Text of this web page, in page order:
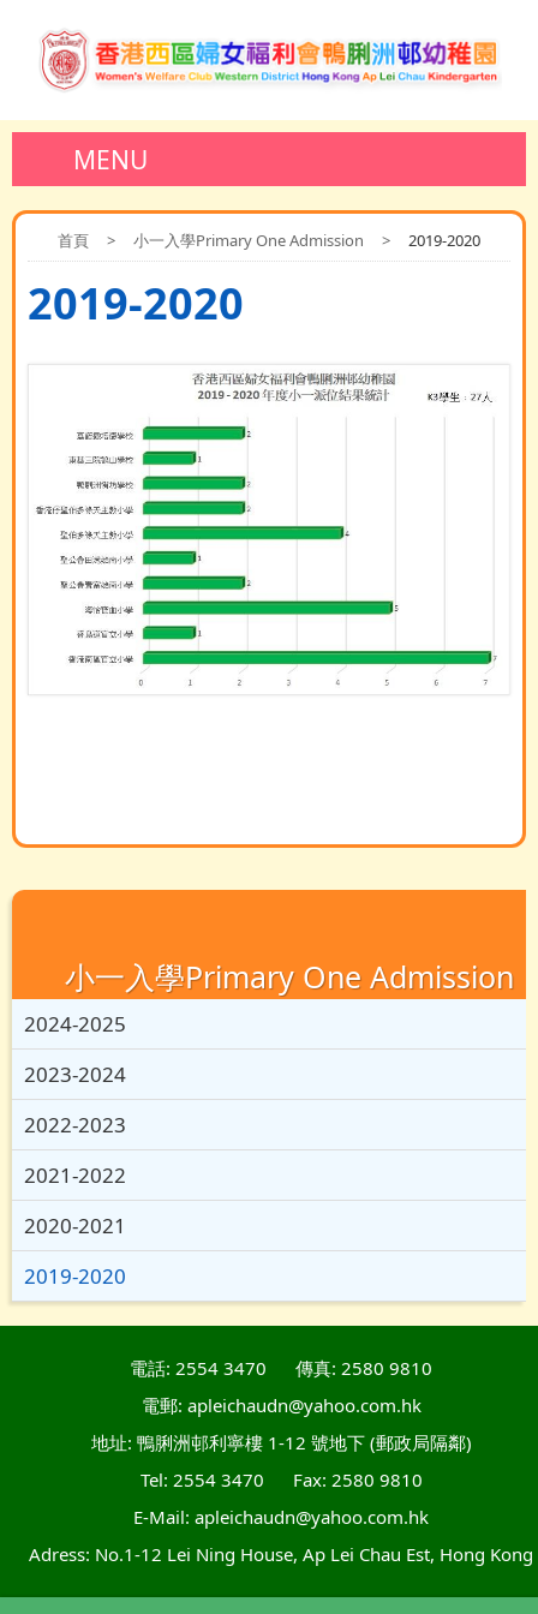
MENU
首頁 > 小一入學Primary One Admission > 2019-2020
2019-2020
小一入學Primary One Admission
2024-2025
2023-2024
2022-2023
2021-2022
2020-2021
2019-2020
電話: 2554 3470
傳真: 2580 9810
電郵: apleichaudn@yahoo.com.hk
地址: 鴨脷洲邨利寧樓 1-12 號地下 (郵政局隔鄰)
Tel: 2554 3470
Fax: 2580 9810
E-Mail: apleichaudn@yahoo.com.hk
Adress: No.1-12 Lei Ning House, Ap Lei Chau Est, Hong Kong